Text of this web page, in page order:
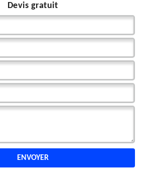
Devis gratuit